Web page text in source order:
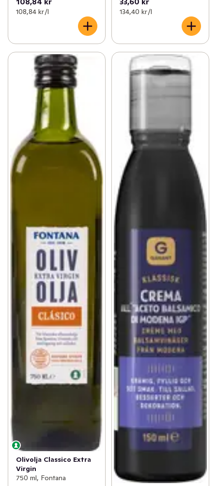
108,84 kr /l 134,40 kr /l
Olivolja Classico Extra
Virgin
750 ml, Fontana